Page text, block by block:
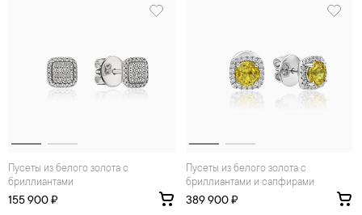
Пусеты из белого золота с
бриллиантами
155 900 ₽
Пусеты из белого золота с
бриллиантами и сапфирами
389 900 ₽